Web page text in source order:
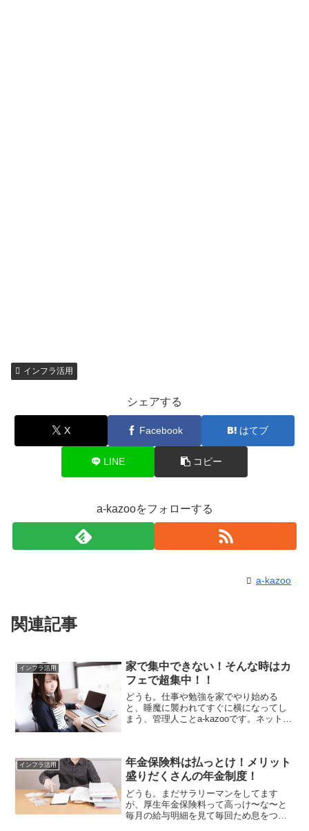
インフラ活用
シェアする
X Facebook はてブ
LINE コピー
a-kazooをフォローする
a-kazoo
関連記事
インフラ活用
家で集中できない！そんな時はカ
フェで超集中！！
どうも。仕事や勉強を家でやり始める
と、睡魔に襲われてすぐに横になってし
まう、管理人ことa-kazooです。ネットな
種族が全国各地に多...
インフラ活用
年金保険料は払っとけ！メリット
盛りだくさんの年金制度！
どうも。まだサラリーマンをしてます
が、厚生年金保険料って高っけ〜な〜と
毎月の給与明細を見て毎回ため息をつ